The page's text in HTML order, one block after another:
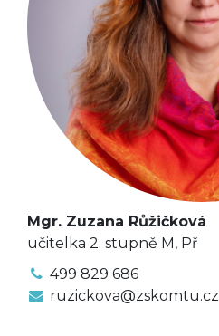
Mgr. Zuzana Růžičková
učitelka 2. stupně M, Př
499 829 686
ruzickova@zskomtu.cz